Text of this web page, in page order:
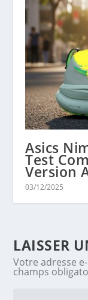
Asics
Test
Version
03/12/2025
LAISSER
Votre adresse
champs